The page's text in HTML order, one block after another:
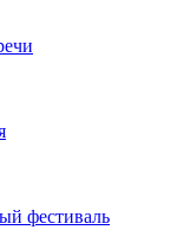
фестиваль